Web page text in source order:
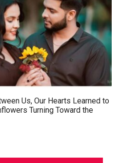
Us, Our Hearts Learned to
Turning Toward the